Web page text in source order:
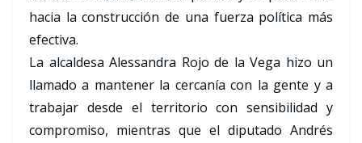
hacia la construcción de una fuerza política más
efectiva.
La alcaldesa Alessandra Rojo de la Vega hizo un
llamado a mantener la cercanía con la gente y a
trabajar desde el territorio con sensibilidad y
compromiso, mientras que el diputado Andrés